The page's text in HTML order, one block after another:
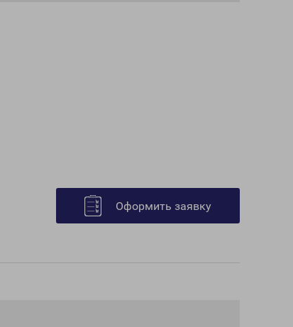
Оформить заявку